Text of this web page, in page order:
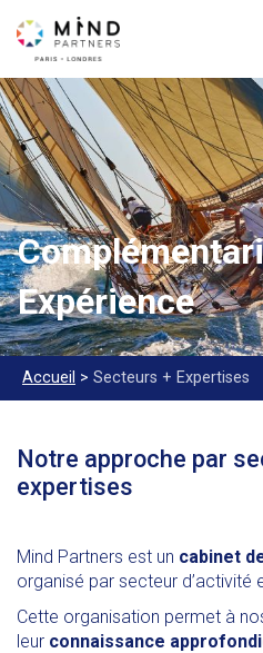
Expérience
Accueil > Secteurs + Expertises
Notre approche par
expertises
Mind Partners est un cabinet
organisé par secteur d’activité
Cette organisation permet à
leur connaissance